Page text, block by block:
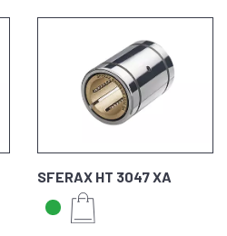
SFERAX HT 3047 XA